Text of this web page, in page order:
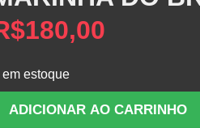
180,00
em estoque
ADICIONAR AO CARRINHO